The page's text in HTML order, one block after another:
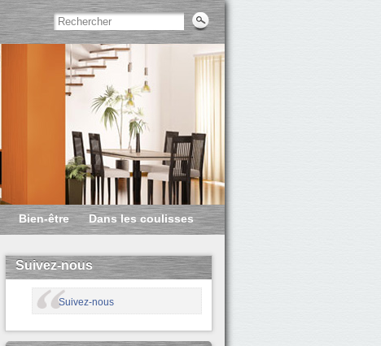
Bien-être Dans les coulisses
Suivez-nous
Suivez-nous